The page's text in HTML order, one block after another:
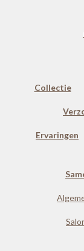
Collectie
Ervaringen